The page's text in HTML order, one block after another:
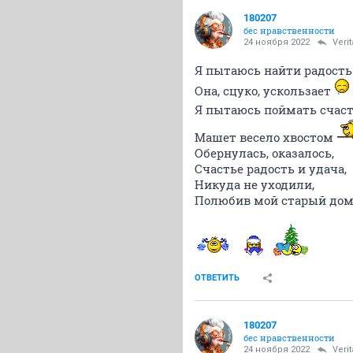
180207
бес нравственности
24 ноября 2022
Я пытаюсь найти радость
Она, сцуко, ускользает
Я пытаюсь поймать
Машет весело хвостом
Обернулась, оказалось,
Счастье радость и удача,
Никуда не уходили,
Полюбив мой старый дом
ОТВЕТИТЬ
180207
бес нравственности
24 ноября 2022